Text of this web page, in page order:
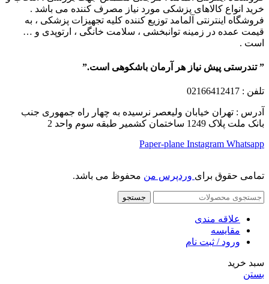
خرید انواع کالاهای پزشکی مورد نیاز مصرف کننده می باشد .
فروشگاه اینترنتی آلمامد توزیع کننده کلیه تجهیزات پزشکی ، به
قیمت عمده در زمینه توانبخشی ، سلامت خانگی ، ارتوپدی و …
است .
” تندرستی پیش نیاز هر آرمان باشکوهی است.”
تلفن : 02166412417
آدرس : تهران خیابان ولیعصر نرسیده به چهار راه جمهوری جنب
بانک ملت پلاک 1249 ساختمان کشمیر طبقه سوم واحد 2
Paper-plane Instagram Whatsapp
تمامی حقوق برای وردپرس من محفوظ می باشد.
جستجو
علاقه مندی
مقایسه
ورود / ثبت نام
سبد خرید
بستن